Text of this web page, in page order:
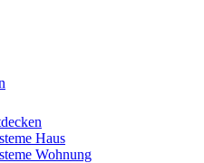
Haus
Wohnung